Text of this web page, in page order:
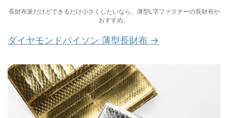
長財布派だけどできるだけ小さくしたいなら、薄型L字ファスナーの長財布が
おすすめ。
ダイヤモンドパイソン 薄型長財布 →